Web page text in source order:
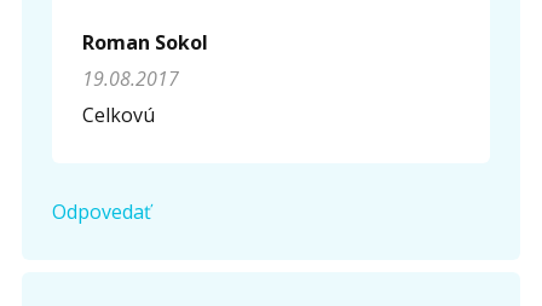
Roman Sokol
19.08.2017
Celkovú
Odpovedať